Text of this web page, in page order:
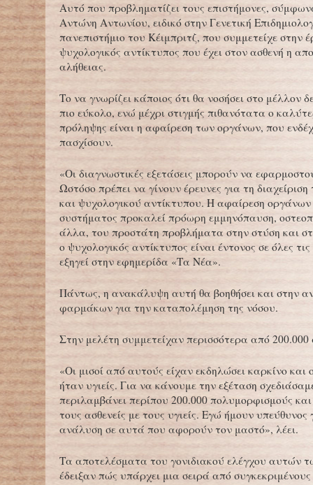
Αυτό που προβληματίζει τους επιστήμονες,
Αντώνη Αντωνίου, ειδικό στην Γενετική
πανεπιστήμιο του Κέιμπριτζ, που συμμετείχε στην
ψυχολογικός αντίκτυπος που έχει στον ασθενή η
αλήθειας.
Το να γνωρίζει κάποιος ότι θα νοσήσει στο μέλλον
πιο εύκολο, ενώ μέχρι στιγμής πιθανότατα ο
πρόληψης είναι η αφαίρεση των οργάνων, που
πασχίσουν.
«Οι διαγνωστικές εξετάσεις μπορούν να
Ωστόσο πρέπει να γίνουν έρευνες για τη
και ψυχολογικού αντίκτυπου. Η αφαίρεση οργάνων
συστήματος προκαλεί πρόωρη εμμηνόπαυση,
άλλα, του προστάτη προβλήματα στην στύση και
ο ψυχολογικός αντίκτυπος είναι έντονος σε όλες
εξηγεί στην εφημερίδα «Τα Νέα».
Πάντως, η ανακάλυψη αυτή θα βοηθήσει και στην
φαρμάκων για την καταπολέμηση της νόσου.
Στην μελέτη συμμετείχαν περισσότερα από
«Οι μισοί από αυτούς είχαν εκδηλώσει καρκίνο και
ήταν υγιείς. Για να κάνουμε την εξέταση
περιλαμβάνει περίπου 200.000 πολυμορφισμούς
τους ασθενείς με τους υγιείς. Εγώ ήμουν υπεύθυνος
ανάλυση σε αυτά που αφορούν τον μαστό», λέει.
Τα αποτελέσματα του γονιδιακού ελέγχου αυτών
έδειξαν πώς υπάρχει μια σειρά από συγκεκριμένους